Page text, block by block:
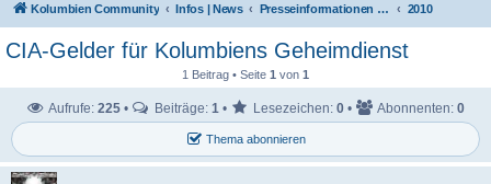
Kolumbien Community Infos | News Presseinformationen & Neuigkeiten 2010
CIA-Gelder für Kolumbiens Geheimdienst
1 Beitrag • Seite 1 von 1
Thema abonnieren
Aufrufe: 225 • Beiträge: 1 • Lesezeichen: 0 • Abonnenten: 0